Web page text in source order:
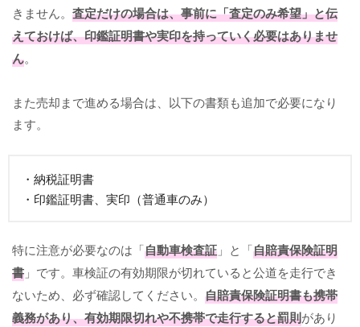
きません。 査定だけの場合は、事前に「査定のみ希望」と伝
えておけば、印鑑証明書や実印を持っていく必要はありませ
ん。
また売却まで進める場合は、以下の書類も追加で必要になり
ます。
・納税証明書
・印鑑証明書、実印（普通車のみ）
特に注意が必要なのは「自動車検査証 」と「自賠責保険証明
書 」です。車検証の有効期限が切れていると公道を走行でき
ないため、必ず確認してください。 自賠責保険証明書も携帯
義務があり、有効期限切れや不携帯で走行すると罰則があり